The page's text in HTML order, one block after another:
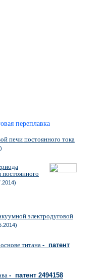
переплавка
печи постоянного тока
постоянного
электродуговой
титана- патент
- патент 2494158